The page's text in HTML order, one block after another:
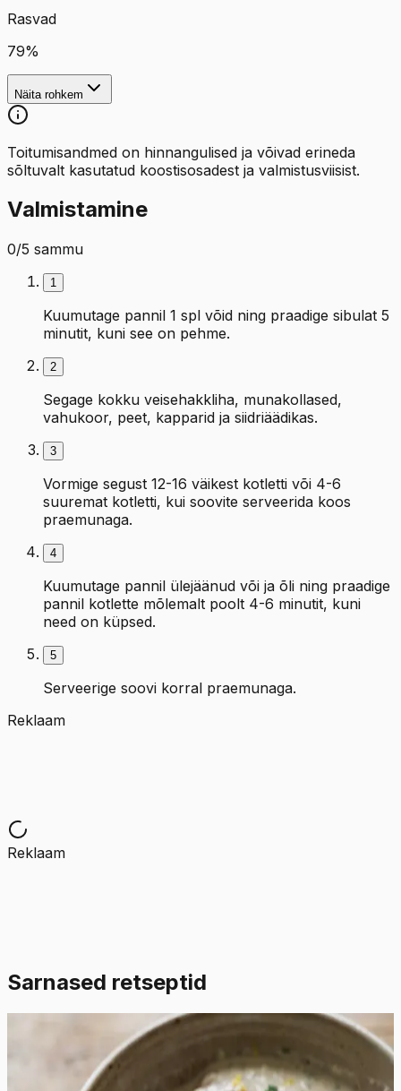
Rasvad
79%
Näita rohkem
Toitumisandmed on hinnangulised ja võivad erineda
sõltuvalt kasutatud koostisosadest ja valmistusviisist.
Valmistamine
0/5 sammu
1
Kuumutage pannil 1 spl võid ning praadige sibulat 5
minutit, kuni see on pehme.
2
Segage kokku veisehakkliha, munakollased,
vahukoor, peet, kapparid ja siidriäädikas.
3
Vormige segust 12-16 väikest kotletti või 4-6
suuremat kotletti, kui soovite serveerida koos
praemunaga.
4
Kuumutage pannil ülejäänud või ja õli ning praadige
pannil kotlette mõlemalt poolt 4-6 minutit, kuni
need on küpsed.
5
Serveerige soovi korral praemunaga.
Reklaam
Reklaam
Sarnased retseptid
Hinnang:(2)
Šašlõkimarinaad jogurtiga